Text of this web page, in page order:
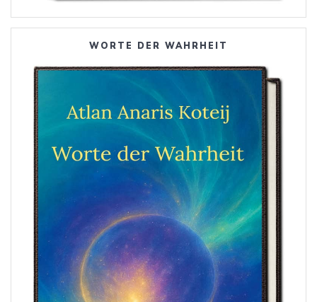
WORTE DER WAHRHEIT